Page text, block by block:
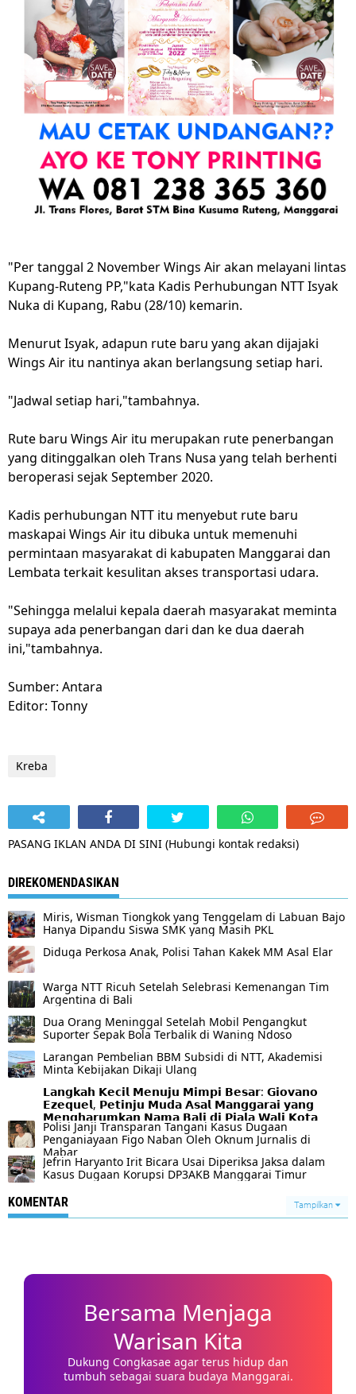
"Per tanggal 2 November Wings Air akan melayani lintas
Kupang-Ruteng PP,"kata Kadis Perhubungan NTT Isyak
Nuka di Kupang, Rabu (28/10) kemarin.
Menurut Isyak, adapun rute baru yang akan dijajaki
Wings Air itu nantinya akan berlangsung setiap hari.
"Jadwal setiap hari,"tambahnya.
Rute baru Wings Air itu merupakan rute penerbangan
yang ditinggalkan oleh Trans Nusa yang telah berhenti
beroperasi sejak September 2020.
Kadis perhubungan NTT itu menyebut rute baru
maskapai Wings Air itu dibuka untuk memenuhi
permintaan masyarakat di kabupaten Manggarai dan
Lembata terkait kesulitan akses transportasi udara.
"Sehingga melalui kepala daerah masyarakat meminta
supaya ada penerbangan dari dan ke dua daerah
ini,"tambahnya.
Sumber: Antara
Editor: Tonny
Kreba
PASANG IKLAN ANDA DI SINI (Hubungi kontak redaksi)
DIREKOMENDASIKAN
Miris, Wisman Tiongkok yang Tenggelam di Labuan Bajo
Hanya Dipandu Siswa SMK yang Masih PKL
Diduga Perkosa Anak, Polisi Tahan Kakek MM Asal Elar
Warga NTT Ricuh Setelah Selebrasi Kemenangan Tim
Argentina di Bali
Dua Orang Meninggal Setelah Mobil Pengangkut
Suporter Sepak Bola Terbalik di Waning Ndoso
Larangan Pembelian BBM Subsidi di NTT, Akademisi
Minta Kebijakan Dikaji Ulang
𝗟𝗮𝗻𝗴𝗸𝗮𝗵 𝗞𝗲𝗰𝗶𝗹 𝗠𝗲𝗻𝘂𝗷𝘂 𝗠𝗶𝗺𝗽𝗶 𝗕𝗲𝘀𝗮𝗿: 𝗚𝗶𝗼𝘃𝗮𝗻𝗼
𝗘𝘇𝗲𝗾𝘂𝗲𝗹, 𝗣𝗲𝘁𝗶𝗻𝗷𝘂 𝗠𝘂𝗱𝗮 𝗔𝘀𝗮𝗹 𝗠𝗮𝗻𝗴𝗴𝗮𝗿𝗮𝗶 𝘆𝗮𝗻𝗴
𝗠𝗲𝗻𝗴𝗵𝗮𝗿𝘂𝗺𝗸𝗮𝗻 𝗡𝗮𝗺𝗮 𝗕𝗮𝗹𝗶 𝗱𝗶 𝗣𝗶𝗮𝗹𝗮 𝗪𝗮𝗹𝗶 𝗞𝗼𝘁𝗮
𝗦𝘂𝗿𝗮𝗯𝗮𝘆𝗮 𝟮𝟬𝟮𝟲
Polisi Janji Transparan Tangani Kasus Dugaan
Penganiayaan Figo Naban Oleh Oknum Jurnalis di
Mabar
Jefrin Haryanto Irit Bicara Usai Diperiksa Jaksa dalam
Kasus Dugaan Korupsi DP3AKB Manggarai Timur
KOMENTAR
Tampilkan
Bersama Menjaga
Warisan Kita
Dukung Congkasae agar terus hidup dan
tumbuh sebagai suara budaya Manggarai.